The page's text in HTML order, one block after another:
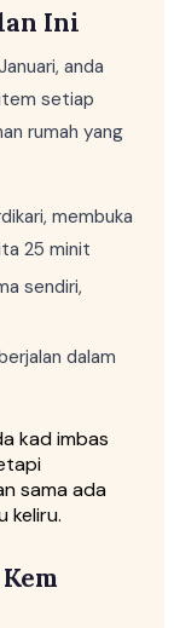
Ini
anda
setiap
rumah yang
membuka
25 minit
sendiri,
dalam
kad imbas
sama ada
keliru.